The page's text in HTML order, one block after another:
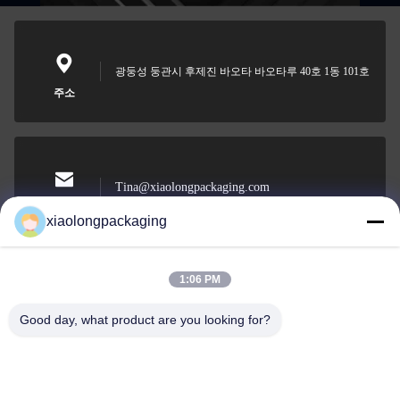
주소
광둥성 둥관시 후제진 바오타 바오타루 40호 1동 101호
Tina@xiaolongpackaging.com
전화
xiaolongpackaging
1:06 PM
Good day, what product are you looking for?